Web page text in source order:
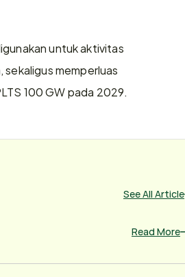
untuk aktivitas
memperluas
100 GW pada 2029.
See All Article
Read More